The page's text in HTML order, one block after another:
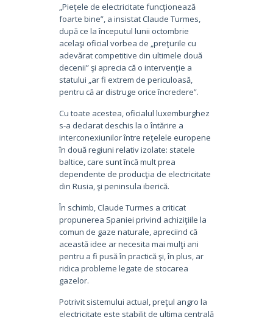
„Pieţele de electricitate funcţionează
foarte bine”, a insistat Claude Turmes,
după ce la începutul lunii octombrie
acelaşi oficial vorbea de „preţurile cu
adevărat competitive din ultimele două
decenii” şi aprecia că o intervenţie a
statului „ar fi extrem de periculoasă,
pentru că ar distruge orice încredere”.
Cu toate acestea, oficialul luxemburghez
s-a declarat deschis la o întărire a
interconexiunilor între reţelele europene
în două regiuni relativ izolate: statele
baltice, care sunt încă mult prea
dependente de producţia de electricitate
din Rusia, şi peninsula iberică.
În schimb, Claude Turmes a criticat
propunerea Spaniei privind achiziţiile la
comun de gaze naturale, apreciind că
această idee ar necesita mai mulţi ani
pentru a fi pusă în practică şi, în plus, ar
ridica probleme legate de stocarea
gazelor.
Potrivit sistemului actual, preţul angro la
electricitate este stabilit de ultima centrală